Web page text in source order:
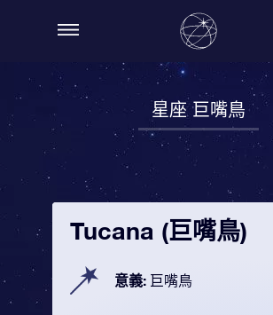
星座 巨嘴鳥
Tucana (巨嘴鳥)
意義: 巨嘴鳥